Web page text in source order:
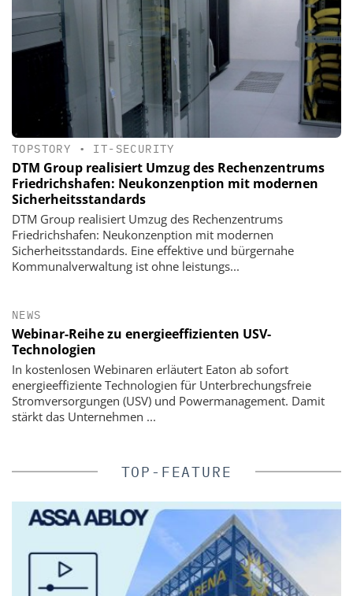
TOPSTORY • IT-SECURITY
DTM Group realisiert Umzug des Rechenzentrums
Friedrichshafen: Neukonzenption mit modernen
Sicherheitsstandards
DTM Group realisiert Umzug des Rechenzentrums
Friedrichshafen: Neukonzenption mit modernen
Sicherheitsstandards. Eine effektive und bürgernahe
Kommunalverwaltung ist ohne leistungs...
NEWS
Webinar-Reihe zu energieeffizienten USV-
Technologien
In kostenlosen Webinaren erläutert Eaton ab sofort
energieeffiziente Technologien für Unterbrechungsfreie
Stromversorgungen (USV) und Powermanagement. Damit
stärkt das Unternehmen ...
TOP-FEATURE